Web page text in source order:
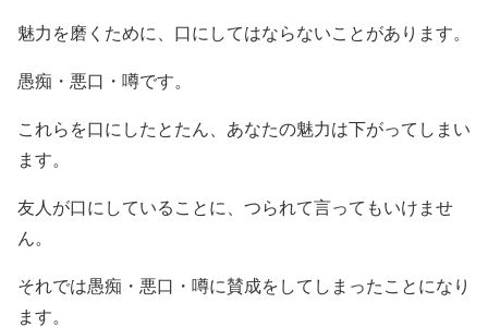
魅力を磨くために、口にしてはならないことがあります。
愚痴・悪口・噂です。
これらを口にしたとたん、あなたの魅力は下がってしまい
ます。
友人が口にしていることに、つられて言ってもいけませ
ん。
それでは愚痴・悪口・噂に賛成をしてしまったことになり
ます。